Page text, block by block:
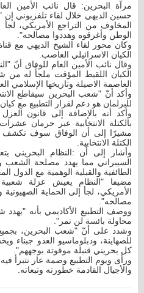
مرآة البحرين: قال نائب الأمين
حسين الديهي خلال لقاء تلفزيوني
المخاوف من التراجع الأمريكي، لجأ
الوطن وأغرقوه وهددوا مصالحه".
وكان محور لقاء الشيخ الديهي مع
الكيان الاسرائيلي الغاصب.
وقال نائب الأمين العام للوفاق أنّ
الكيان اللقيط المؤقت ملجأً له من
العاصمة الاصيلة وتاريخها الإسلامي
وأكد أنّ "شعب البحرين سيقاطع
للبرلمان هو دعم لقرار التطبيع مع
وأكد أنه بالإضافة إلى قانون
بالكتلة الانتخابية عبر حرمان
مشيرًا إلى أن الوفاق سوف تكشف
الكتلة الانتخابية.
وأشار إلى أن :النظام البحريني
السيبراني مما يهدد مصلحة الشعب
الطائفية والقبلية الوهمية مع الدول
مضيفا "النظام يعيش عزلة
الأمريكي، لجأ إلى الحماية
مصالحه".
ووصف التطبيع الأكاديمي بأنه
محاولة بائسة لن تمر".
وشدد على أنّ "شعب البحرين،
للصهاينة، ودبلوماسيو العدو جبناء
كل بحريني قنبلة موقوتة بوجههم".
ورأى ويوم التطبيع وصمة عار نتبرأ
والأجيال القادمة خطورته وتبعاته.